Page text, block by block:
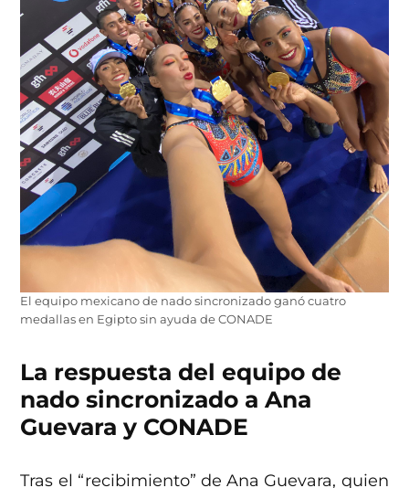
El equipo mexicano de nado sincronizado ganó cuatro
medallas en Egipto sin ayuda de CONADE
La respuesta del equipo de
nado sincronizado a Ana
Guevara y CONADE
Tras el “recibimiento” de Ana Guevara, quien